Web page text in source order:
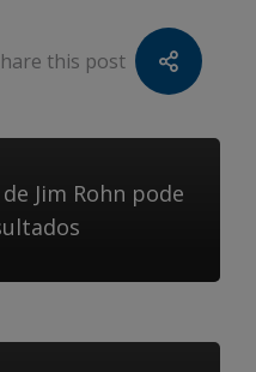
this post
Jim Rohn pode